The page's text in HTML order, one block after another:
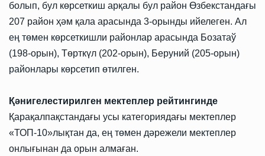
болып, бул көрсеткиш арқалы бул район Өзбекстандағы
207 район ҳәм қала арасында 3-орынды ийелеген. Ал
ең төмен көрсеткишли районлар арасында Бозатаў
(198-орын), Төрткүл (202-орын), Беруний (205-орын)
районлары көрсетип өтилген.
Қәнигелестирилген мектеплер рейтингинде
Қарақалпақстандағы усы категориядағы мектеплер
«ТОП-10»лықтан да, ең төмен дәрежели мектеплер
онлығынан да орын алмаған.